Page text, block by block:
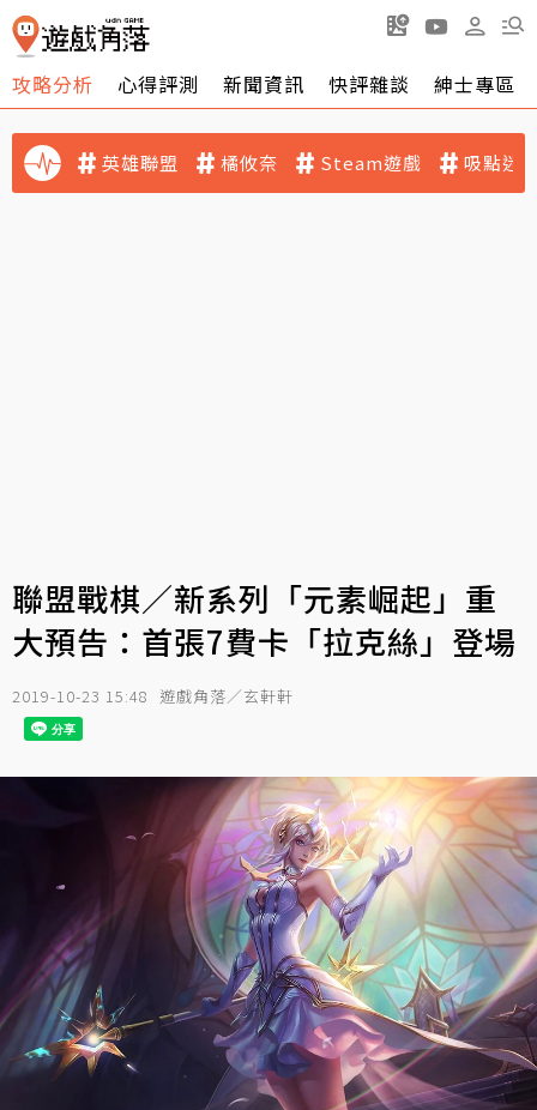
攻略分析 心得評測 新聞資訊 快評雜談 紳士專區
英雄聯盟 橘攸奈 Steam遊戲 吸點迷
聯盟戰棋／新系列「元素崛起」重
大預告：首張7費卡「拉克絲」登場
2019-10-23 15:48 遊戲角落／玄軒軒